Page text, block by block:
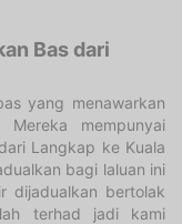
Bas dari
yang menawarkan
mempunyai
Langkap ke Kuala
bagi laluan ini
dijadualkan bertolak
terhad jadi kami